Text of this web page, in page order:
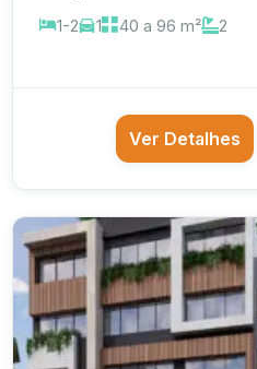
1-2
1 40 a 96 m² 2
Ver Detalhes